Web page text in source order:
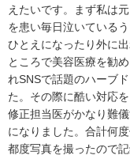
えたいです。まず私は
を患い毎日泣いている
ひとえになったり外に
ところで美容医療を勧
れSNSで話題のハーブ
た。その際に酷い対応
修正担当医がかなり難
になりました。合計何
都度写真を撮ったので